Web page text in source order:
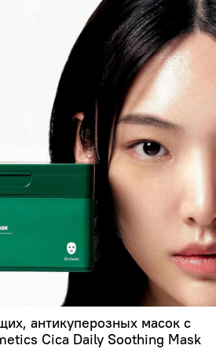
антикуперозных масок с
Cica Daily Soothing Mask